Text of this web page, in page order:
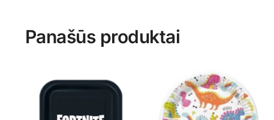
Panašūs produktai